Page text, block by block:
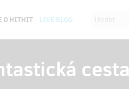
O HITHIT LIVE BLOG
cesta